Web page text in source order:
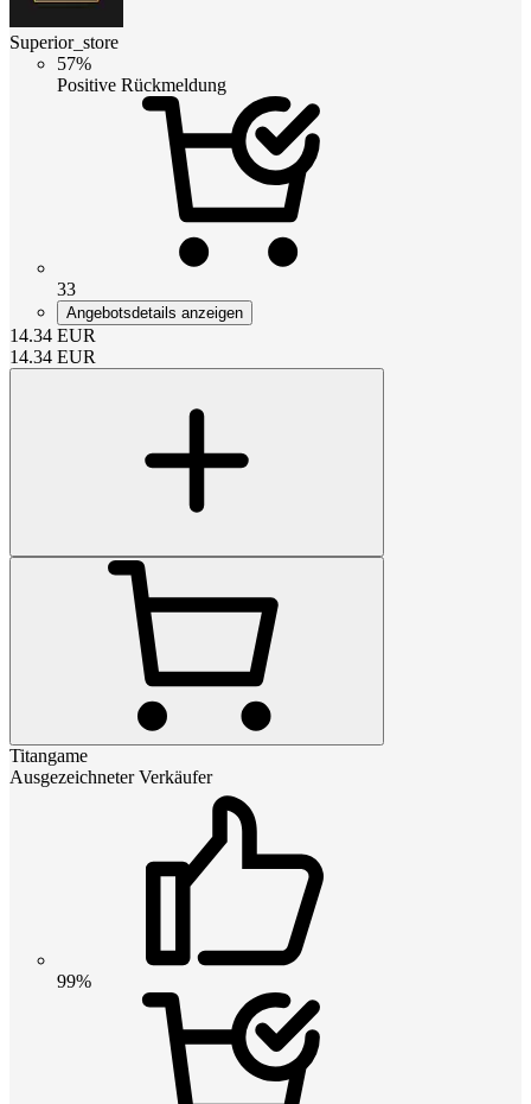
Superior_store
57%
Positive Rückmeldung
33
Angebotsdetails anzeigen
14.34 EUR
14.34 EUR
Titangame
Ausgezeichneter Verkäufer
99%